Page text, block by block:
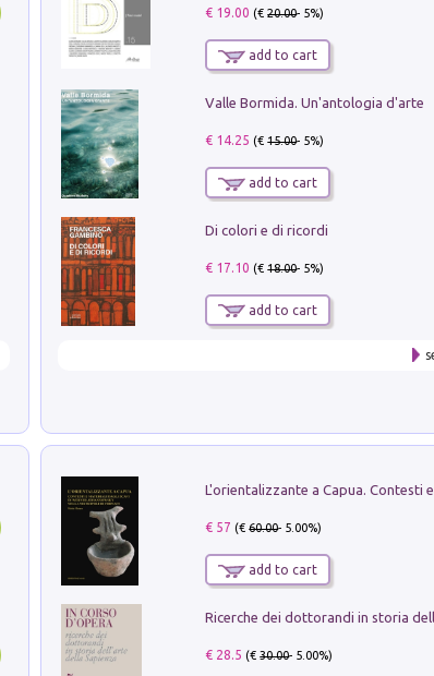
€ 19.00 (€20.00- 5%)
add to cart
Valle Bormida. Un'antologia d'arte
€ 14.25 (€15.00- 5%)
add to cart
Di colori e di ricordi
€ 17.10 (€18.00- 5%)
add to cart
€ 57 (€60.00- 5.00%)
add to cart
€ 28.5 (€30.00- 5.00%)